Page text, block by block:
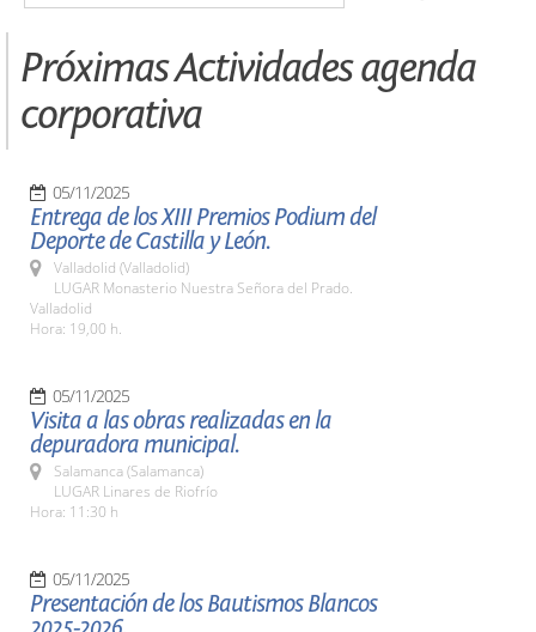
Próximas Actividades agenda
corporativa
05/11/2025
Entrega de los XIII Premios Podium del
Deporte de Castilla y León.
Valladolid (Valladolid)
LUGAR Monasterio Nuestra Señora del Prado.
Valladolid
Hora: 19,00 h.
05/11/2025
Visita a las obras realizadas en la
depuradora municipal.
Salamanca (Salamanca)
LUGAR Linares de Riofrío
Hora: 11:30 h
05/11/2025
Presentación de los Bautismos Blancos